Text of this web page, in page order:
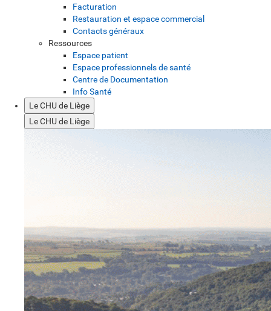
Facturation
Restauration et espace commercial
Contacts généraux
Ressources
Espace patient
Espace professionnels de santé
Centre de Documentation
Info Santé
Le CHU de Liège
Le CHU de Liège